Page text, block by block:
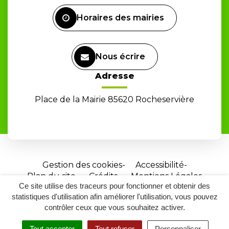
Ce site utilise des traceurs pour fonctionner et obtenir des
statistiques d'utilisation afin améliorer l'utilisation, vous pouvez
contrôler ceux que vous souhaitez activer.
Horaires des mairies
Nous écrire
Adresse
Place de la Mairie 85620 Rocheservière
Gestion des cookies
Accessibilité
Plan du site
Crédits
Mentions Légales
Site
réalisé
par